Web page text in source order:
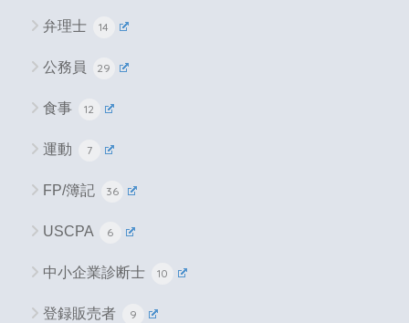
弁理士 14
公務員 29
食事 12
運動 7
FP/簿記 36
USCPA 6
中小企業診断士 10
登録販売者 9